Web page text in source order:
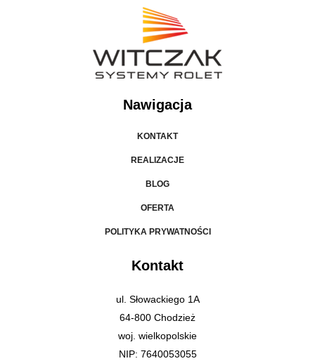
Nawigacja
KONTAKT
REALIZACJE
BLOG
OFERTA
POLITYKA PRYWATNOŚCI
Kontakt
ul. Słowackiego 1A
64-800 Chodzież
woj. wielkopolskie
NIP: 7640053055